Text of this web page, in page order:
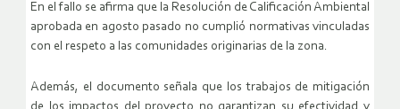
En el fallo se afirma que la Resolución de Calificación Ambiental
aprobada en agosto pasado no cumplió normativas vinculadas
con el respeto a las comunidades originarias de la zona.
Además, el documento señala que los trabajos de mitigación